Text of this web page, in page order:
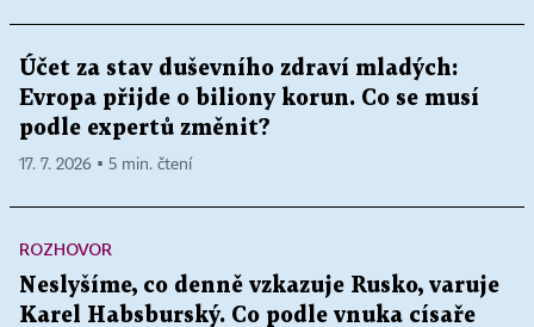
Účet za stav duševního zdraví mladých:
Evropa přijde o biliony korun. Co se musí
podle expertů změnit?
17. 7. 2026 ▪ 5 min. čtení
ROZHOVOR
Neslyšíme, co denně vzkazuje Rusko, varuje
Karel Habsburský. Co podle vnuka císaře